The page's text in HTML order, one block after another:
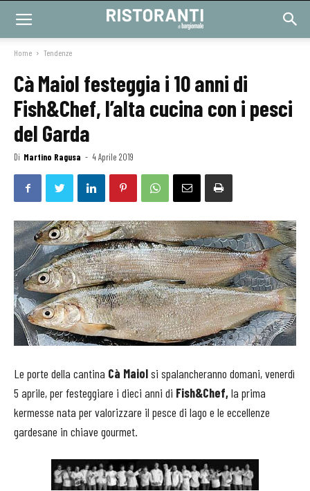
Home Tendenze
Cà Maiol festeggia i 10 anni di
Fish&Chef, l’alta cucina con i pesci
del Garda
Di Martino Ragusa - 4 Aprile 2019
Le porte della cantina Cà Maiolsi spalancheranno domani, venerdì
5 aprile, per festeggiare i dieci anni di Fish&Chef,la prima
kermesse nata per valorizzare il pesce di lago e le eccellenze
gardesane in chiave gourmet.